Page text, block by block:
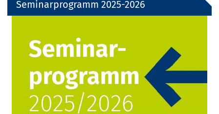
Seminarprogramm 2025-2026